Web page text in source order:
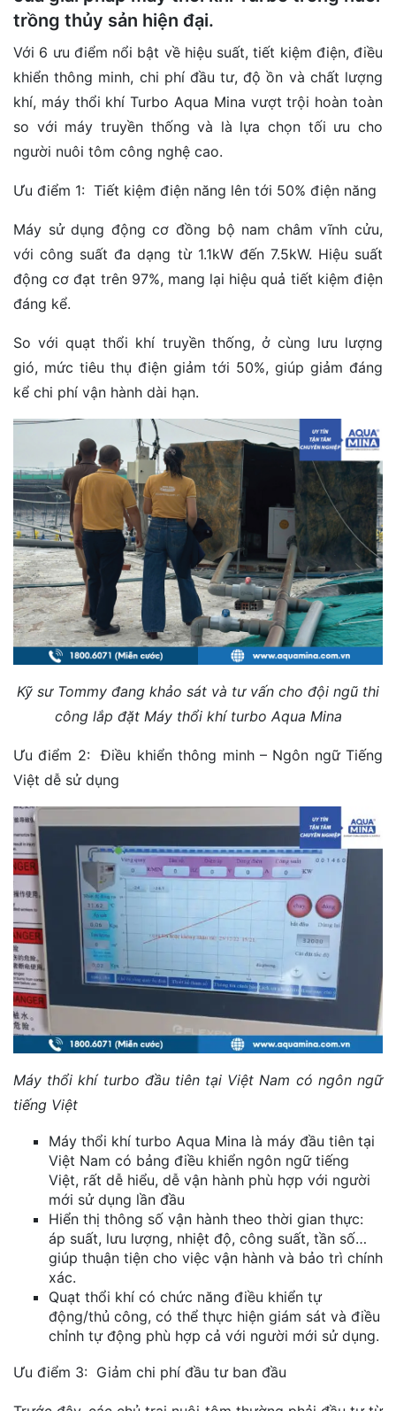
trồng thủy sản hiện đại.
Với 6 ưu điểm nổi bật về hiệu suất, tiết kiệm điện, điều
khiển thông minh, chi phí đầu tư, độ ồn và chất lượng
khí, máy thổi khí Turbo Aqua Mina vượt trội hoàn toàn
so với máy truyền thống và là lựa chọn tối ưu cho
người nuôi tôm công nghệ cao.
Ưu điểm 1: Tiết kiệm điện năng lên tới 50% điện năng
Máy sử dụng động cơ đồng bộ nam châm vĩnh cửu,
với công suất đa dạng từ 1.1kW đến 7.5kW. Hiệu suất
động cơ đạt trên 97%, mang lại hiệu quả tiết kiệm điện
đáng kể.
So với quạt thổi khí truyền thống, ở cùng lưu lượng
gió, mức tiêu thụ điện giảm tới 50%, giúp giảm đáng
kể chi phí vận hành dài hạn.
Kỹ sư Tommy đang khảo sát và tư vấn cho đội ngũ thi
công lắp đặt Máy thổi khí turbo Aqua Mina
Ưu điểm 2: Điều khiển thông minh – Ngôn ngữ Tiếng
Việt dễ sử dụng
Máy thổi khí turbo đầu tiên tại Việt Nam có ngôn ngữ
tiếng Việt
Máy thổi khí turbo Aqua Mina là máy đầu tiên tại
Việt Nam có bảng điều khiển ngôn ngữ tiếng
Việt, rất dễ hiểu, dễ vận hành phù hợp với người
mới sử dụng lần đầu
Hiển thị thông số vận hành theo thời gian thực:
áp suất, lưu lượng, nhiệt độ, công suất, tần số…
giúp thuận tiện cho việc vận hành và bảo trì chính
xác.
Quạt thổi khí có chức năng điều khiển tự
động/thủ công, có thể thực hiện giám sát và điều
chỉnh tự động phù hợp cả với người mới sử dụng.
Ưu điểm 3: Giảm chi phí đầu tư ban đầu